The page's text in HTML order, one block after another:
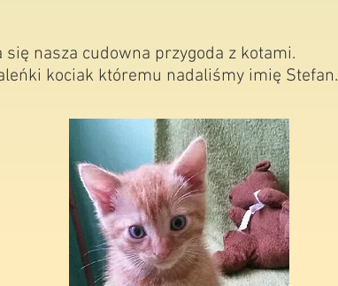
się nasza cudowna przygoda z kotami.
kociak któremu nadaliśmy imię Stefan.